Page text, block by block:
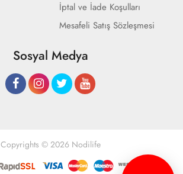
İptal ve İade Koşulları
Mesafeli Satış Sözleşmesi
Sosyal Medya
Copyrights © 2026 Nodilife